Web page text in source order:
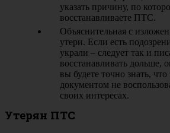
указать причину, по
восстанавливаете ПТС.
Объяснительная с
утери. Если есть
украли – следует так и
восстанавливать дольше,
вы будете точно знать,
документом не
своих интересах.
Утерян ПТС